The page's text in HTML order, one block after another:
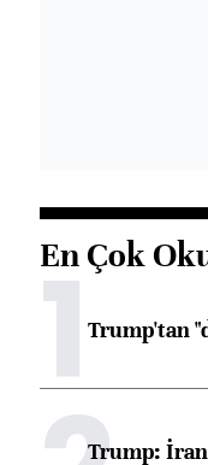
En Çok
1Trump'tan
Trump: